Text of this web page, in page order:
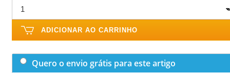
ADICIONAR AO CARRINHO
Quero o envio grátis para este artigo